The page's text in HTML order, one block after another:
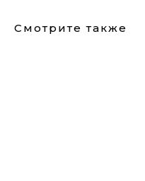
Смотрите также